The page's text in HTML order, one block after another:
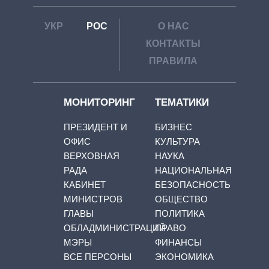
УКР РОС
О НАС
КОНТАКТЫ
ПРАВИЛА
МОНИТОРИНГ
ПРЕЗИДЕНТ И
ОФИС
ВЕРХОВНАЯ
РАДА
КАБИНЕТ
МИНИСТРОВ
ГЛАВЫ
ОБЛАДМИНИСТРАЦИЙ
МЭРЫ
ВСЕ ПЕРСОНЫ
ТЕМАТИКИ
БИЗНЕС
КУЛЬТУРА
НАУКА
НАЦИОНАЛЬНАЯ
БЕЗОПАСНОСТЬ
ОБЩЕСТВО
ПОЛИТИКА
ПРАВО
ФИНАНСЫ
ЭКОНОМИКА